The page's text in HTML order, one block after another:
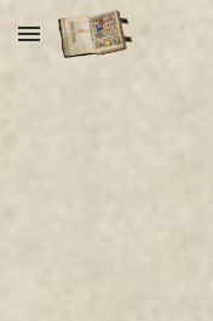
Skip to main content